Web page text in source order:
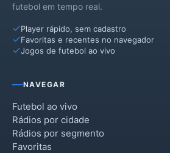
futebol em tempo real.
Player rápido, sem cadastro
Favoritas e recentes no navegador
Jogos de futebol ao vivo
NAVEGAR
Futebol ao vivo
Rádios por cidade
Rádios por segmento
Favoritas